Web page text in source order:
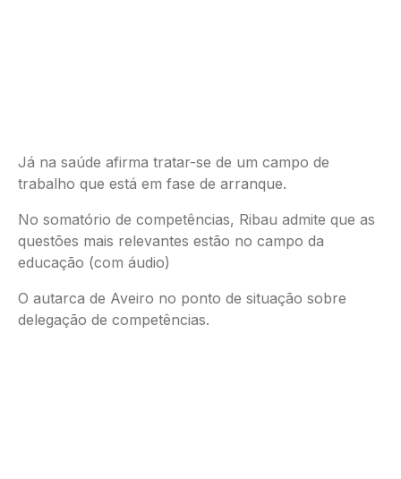
Já na saúde afirma tratar-se de um campo de
trabalho que está em fase de arranque.
No somatório de competências, Ribau admite que as
questões mais relevantes estão no campo da
educação (com áudio)
O autarca de Aveiro no ponto de situação sobre
delegação de competências.